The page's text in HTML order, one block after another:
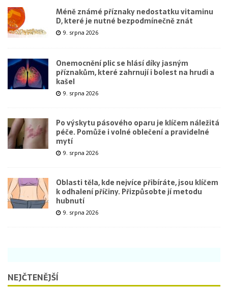
Méně známé příznaky nedostatku vitaminu
D, které je nutné bezpodmínečně znát
9. srpna 2026
Onemocnění plic se hlásí díky jasným
příznakům, které zahrnují i bolest na hrudi a
kašel
9. srpna 2026
Po výskytu pásového oparu je klíčem náležitá
péče. Pomůže i volné oblečení a pravidelné
mytí
9. srpna 2026
Oblasti těla, kde nejvíce přibíráte, jsou klíčem
k odhalení příčiny. Přizpůsobte jí metodu
hubnutí
9. srpna 2026
NEJČTENĚJŠÍ